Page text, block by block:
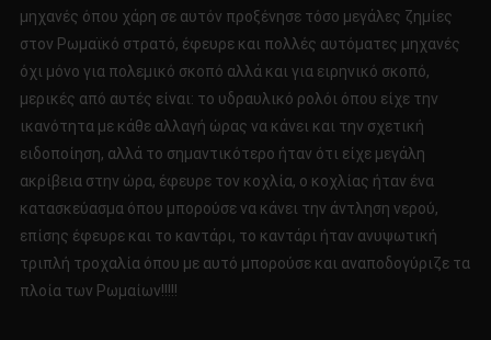
μηχανές όπου χάρη σε αυτόν προξένησε τόσο μεγάλες ζημίες
στον Ρωμαϊκό στρατό, έφευρε και πολλές αυτόματες μηχανές
όχι μόνο για πολεμικό σκοπό αλλά και για ειρηνικό σκοπό,
μερικές από αυτές είναι: το υδραυλικό ρολόι όπου είχε την
ικανότητα με κάθε αλλαγή ώρας να κάνει και την σχετική
ειδοποίηση, αλλά το σημαντικότερο ήταν ότι είχε μεγάλη
ακρίβεια στην ώρα, έφευρε τον κοχλία, ο κοχλίας ήταν ένα
κατασκεύασμα όπου μπορούσε να κάνει την άντληση νερού,
επίσης έφευρε και το καντάρι, το καντάρι ήταν ανυψωτική
τριπλή τροχαλία όπου με αυτό μπορούσε και αναποδογύριζε τα
πλοία των Ρωμαίων!!!!!